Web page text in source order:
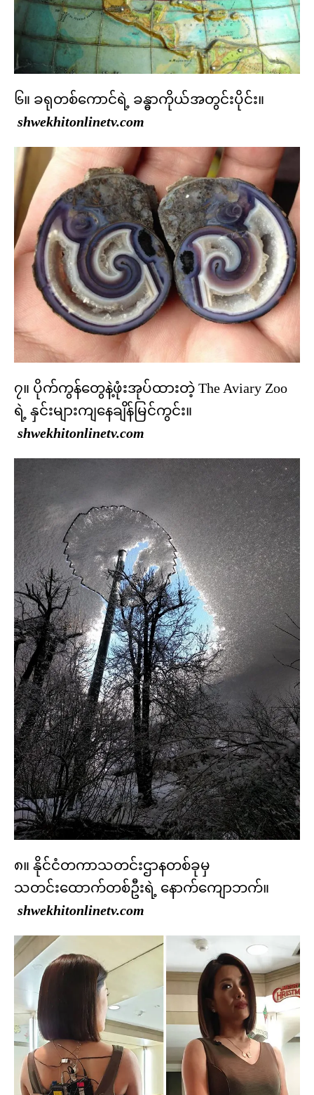
၆။ ခရုတစ်ကောင်ရဲ့ ခန္ဓာကိုယ်အတွင်းပိုင်း။
shwekhitonlinetv.com
၇။ ပိုက်ကွန်တွေနဲ့ဖုံးအုပ်ထားတဲ့ The Aviary Zoo
ရဲ့ နှင်းများကျနေချိန်မြင်ကွင်း။
shwekhitonlinetv.com
၈။ နိုင်ငံတကာသတင်းဌာနတစ်ခုမှ
သတင်းထောက်တစ်ဦးရဲ့ နောက်ကျောဘက်။
shwekhitonlinetv.com